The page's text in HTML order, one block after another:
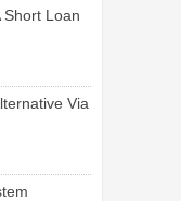
Loan
Via